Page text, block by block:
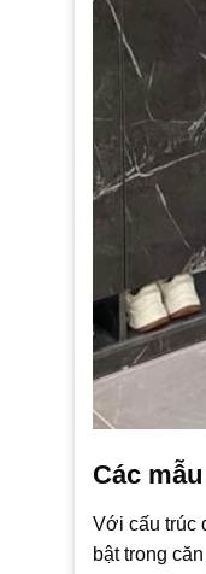
Các
Với cấu trúc
bật trong